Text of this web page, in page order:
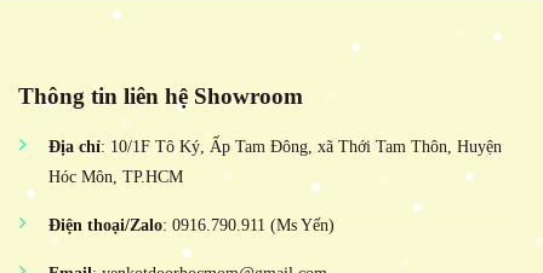
Thông tin liên hệ Showroom
Địa chỉ: 10/1F Tô Ký, Ấp Tam Đông, xã Thới Tam Thôn, Huyện
Hóc Môn, TP.HCM
Điện thoại/Zalo: 0916.790.911 (Ms Yến)